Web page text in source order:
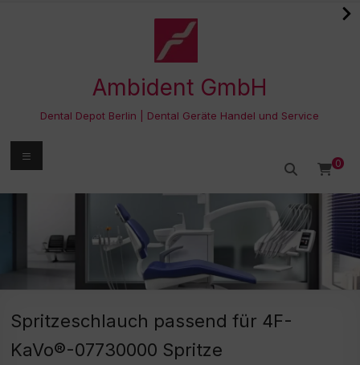
Ambident GmbH
Dental Depot Berlin | Dental Geräte Handel und Service
0
Menü
Spritzeschlauch passend für 4F-
KaVo®-07730000 Spritze